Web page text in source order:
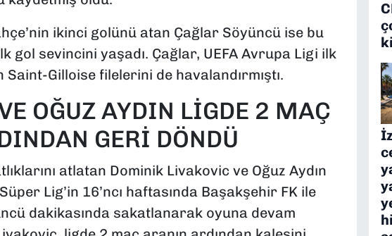
ikinci golünü atan Çağlar Söyüncü ise bu
gol sevincini yaşadı. Çağlar, UEFA Avrupa Ligi ilk
Saint-Gilloise filelerini de havalandırmıştı.
OĞUZ AYDIN LİGDE 2 MAÇ
GERİ DÖNDÜ
atlatan Dominik Livakovic ve Oğuz Aydın
Lig’in 16’ncı haftasında Başakşehir FK ile
dakikasında sakatlanarak oyuna devam